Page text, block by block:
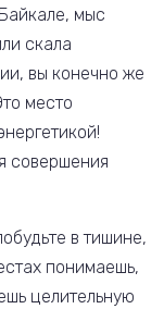
мыс
скала
вы конечно же
место
совершения
в тишине,
понимаешь,
целительную